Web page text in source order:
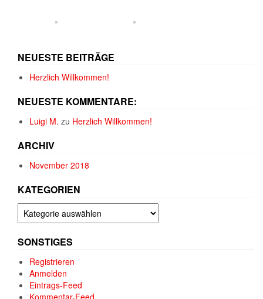
NEUESTE BEITRÄGE
Herzlich Willkommen!
NEUESTE KOMMENTARE:
Luigi M. zu Herzlich Willkommen!
ARCHIV
November 2018
KATEGORIEN
Kategorien
SONSTIGES
Registrieren
Anmelden
Eintrags-Feed